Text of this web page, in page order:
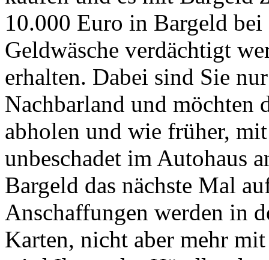
10.000 Euro in Bargeld
Geldwäsche verdächtigt
erhalten. Dabei sind Sie
Nachbarland und möchten
abholen und wie früher,
unbeschadet im Autohaus
Bargeld das nächste Mal
Anschaffungen werden in
Karten, nicht aber mehr